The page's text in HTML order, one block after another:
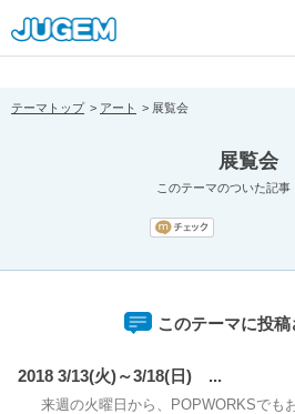
[pear_error: message="Success"
prefix="" info=""]
テーマトップ アート 展覧会
展覧会
このテーマのついた記事
このテーマに投
2018 3/13(火)～3/18(日) ...
来週の火曜日から、POPWORKSでも